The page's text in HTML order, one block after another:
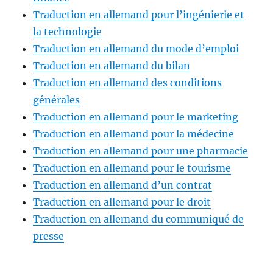
Traduction en allemand pour l’ingénierie et
la technologie
Traduction en allemand du mode d’emploi
Traduction en allemand du bilan
Traduction en allemand des conditions
générales
Traduction en allemand pour le marketing
Traduction en allemand pour la médecine
Traduction en allemand pour une pharmacie
Traduction en allemand pour le tourisme
Traduction en allemand d’un contrat
Traduction en allemand pour le droit
Traduction en allemand du communiqué de
presse